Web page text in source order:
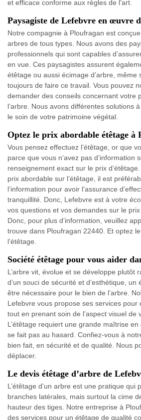
et efficace conforme aux règles de l’art.
Paysagiste de Lefebvre en œuvre
Notre compagnie à Ploufragan est
arbres de tous types. Nous avons des
professionnels qui sont capables
en vue. Ces paysagistes assurent
étêtage ou aussi écimage d’arbre, même
toujours de faire ce travail. Vous pouvez
demander des conseils concernant votre
l’arbre. Nous avons différentes solutions
le soin de votre patrimoine végétal.
Optez le prix abordable étêtage à
Vous pensez effectuez l’étêtage, or que
parce que vous n’avez pas d’information
renseignement exact sur le prix
prix abordable sur l’étêtage, il est
l’information pour avoir l’assurance
tranquillité. Donc, Lefebvre est à votre
vos questions et vos demandes sur le
Donc, pour plus d’information, veuillez
trouve dans Ploufragan 22440. Et optez
l’étêtage.
Société étêtage pour vous aider
L’arbre vit, évolue et se développe plutôt
d’un souci de sécurité et d’esthétique, un
être nécessaire pour le bien de l’arbre.
Lefebvre vous propose ses services pour
tout en prenant soin de l’aspect visuel de
L’étêtage requiert une grande maîtrise
se fait pas au hasard. Confiez-vous à
bien fait, en sécurité et de qualité. Nous
déplacer.
Le devis étêtage d’arbre de
L’étêtage d’un arbre est une pratique qui
branches latérales, mais surtout la cime
hauteur des tiges. Notre entreprise à
des services pour un étêtage de qualité